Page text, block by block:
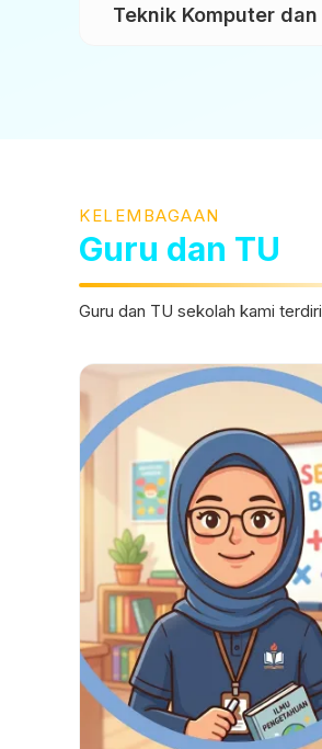
Teknik Komputer
KELEMBAGAAN
Guru dan TU
Guru dan TU sekolah kami